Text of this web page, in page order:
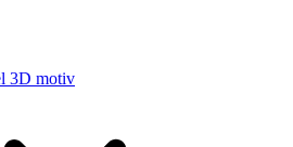
3D motiv